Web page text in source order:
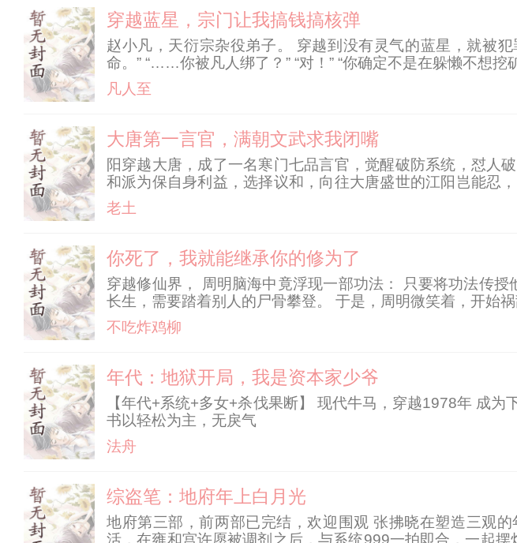
穿越蓝星，宗门让我搞钱搞核弹
赵小凡，天衍宗杂役弟子。 穿越到没有灵气的蓝星，就被
命。” “……你被凡人绑了？” “对！” “你确定不是在躲懒不想
当他把步枪传回去，战堂长老一巴掌拍碎了桌子：“这玩意儿
降
凡人至
大唐第一言官，满朝文武求我闭嘴
阳穿越大唐，成了一名寒门七品言官，觉醒破防系统，怼人
和派为保自身利益，选择议和，向往大唐盛世的江阳岂能忍
汗颉力吐血破防！ 收获大量的破防值，江阳个人武力值爆
过，骂又骂不过，偏偏还有李世民
老土
你死了，我就能继承你的修为了
穿越修仙界， 周明脑海中竟浮现一部功法： 只要将功法传
长生，需要踏着别人的尸骨攀登。 于是，周明微笑着，开始祸
不吃炸鸡柳
年代：地狱开局，我是资本家少爷
【年代+系统+多女+杀伐果断】 现代牛马，穿越1978年 成
书以轻松为主，无戾气
法舟
综盗笔：地府年上白月光
地府第三部，前两部已完结，欢迎围观 张拂晓在塑造三观
活，在雍和宫许愿被调剂之后，与系统999一拍即合，一起